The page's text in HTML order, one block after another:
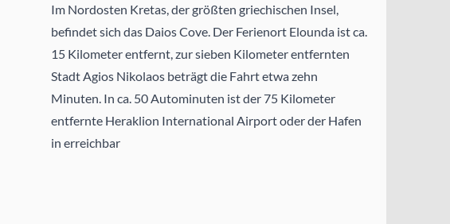
Im Nordosten Kretas, der größten griechischen Insel,
befindet sich das Daios Cove. Der Ferienort Elounda ist ca.
15 Kilometer entfernt, zur sieben Kilometer entfernten
Stadt Agios Nikolaos beträgt die Fahrt etwa zehn
Minuten. In ca. 50 Autominuten ist der 75 Kilometer
entfernte Heraklion International Airport oder der Hafen
in erreichbar